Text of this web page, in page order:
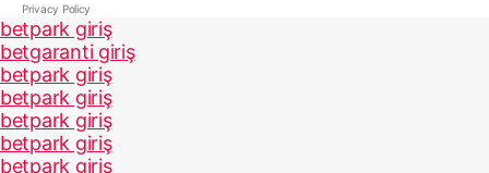
Privacy Policy
betpark giriş
betgaranti giriş
betpark giriş
betpark giriş
betpark giriş
betpark giriş
betpark giriş